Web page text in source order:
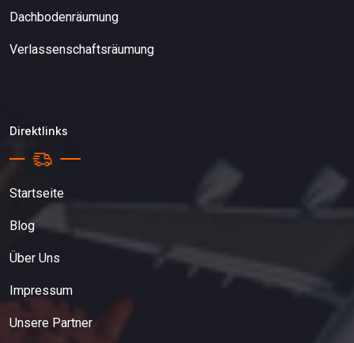
Dachbodenräumung
Verlassenschaftsräumung
Direktlinks
Startseite
Blog
Über Uns
Impressum
Unsere Partner